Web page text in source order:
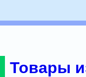
Товары